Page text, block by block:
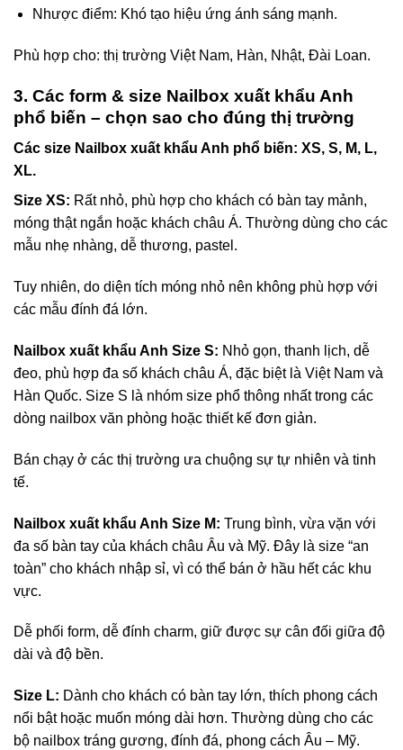
Nhược điểm: Khó tạo hiệu ứng ánh sáng mạnh.
Phù hợp cho: thị trường Việt Nam, Hàn, Nhật, Đài Loan.
3. Các form & size Nailbox xuất khẩu Anh
phổ biến – chọn sao cho đúng thị trường
Các size Nailbox xuất khẩu Anh phổ biến: XS, S, M, L,
XL.
Size XS: Rất nhỏ, phù hợp cho khách có bàn tay mảnh,
móng thật ngắn hoặc khách châu Á. Thường dùng cho các
mẫu nhẹ nhàng, dễ thương, pastel.
Tuy nhiên, do diện tích móng nhỏ nên không phù hợp với
các mẫu đính đá lớn.
Nailbox xuất khẩu Anh Size S: Nhỏ gọn, thanh lịch, dễ
đeo, phù hợp đa số khách châu Á, đặc biệt là Việt Nam và
Hàn Quốc. Size S là nhóm size phổ thông nhất trong các
dòng nailbox văn phòng hoặc thiết kế đơn giản.
Bán chạy ở các thị trường ưa chuộng sự tự nhiên và tinh
tế.
Nailbox xuất khẩu Anh Size M: Trung bình, vừa vặn với
đa số bàn tay của khách châu Âu và Mỹ. Đây là size “an
toàn” cho khách nhập sỉ, vì có thể bán ở hầu hết các khu
vực.
Dễ phối form, dễ đính charm, giữ được sự cân đối giữa độ
dài và độ bền.
Size L: Dành cho khách có bàn tay lớn, thích phong cách
nổi bật hoặc muốn móng dài hơn. Thường dùng cho các
bộ nailbox tráng gương, đính đá, phong cách Âu – Mỹ.